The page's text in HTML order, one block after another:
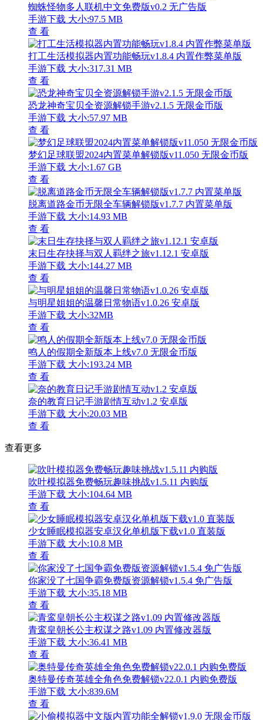
蜘蛛怪物多人联机中文免费版v0.2 无广告版
手游下载 大小:97.5 MB
查 看
打工生活模拟器内置功能畅玩v1.8.4 内置作弊菜单版
手游下载 大小:317.31 MB
查 看
恐龙神奇宝贝全资源解锁手游v2.1.5 无限金币版
手游下载 大小:57.97 MB
查 看
梦幻足球联盟2024内置菜单解锁版v11.050 无限金币版
手游下载 大小:1.67 GB
查 看
脱离道路金币无限全车辆解锁版v1.7.7 内置菜单版
手游下载 大小:14.93 MB
查 看
末日生存抉择与双人羁绊之旅v1.12.1 安卓版
手游下载 大小:144.27 MB
查 看
与明星姐姐的温馨日常物语v1.0.26 安卓版
手游下载 大小:32MB
查 看
鸣人的假期全新版本上线v7.0 无限金币版
手游下载 大小:193.24 MB
查 看
奈的教育日记手游剧情互动v1.2 安卓版
手游下载 大小:20.03 MB
查 看
查看更多
吹叶模拟器免费畅玩趣味挑战v1.5.11 内购版
手游下载 大小:104.64 MB
查 看
少女睡眠模拟器安卓汉化单机版下载v1.0 直装版
手游下载 大小:10.8 MB
查 看
你家没了七国争霸免费版资源解锁v1.5.4 免广告版
手游下载 大小:35.18 MB
查 看
青鸾皇朝长公主权谋之路v1.09 内置修改器版
手游下载 大小:36.41 MB
查 看
奥特曼传奇英雄全角色免费解锁v22.0.1 内购免费版
手游下载 大小:839.6M
查 看